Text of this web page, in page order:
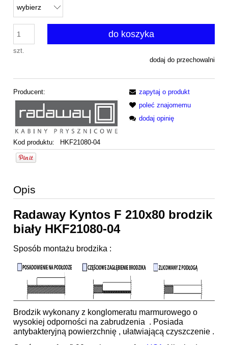
szt.
do koszyka
dodaj do przechowalni
Producent:
Kod produktu: HKF21080-04
zapytaj o produkt
poleć znajomemu
dodaj opinię
Opis
Radaway Kyntos F 210x80 brodzik
biały HKF21080-04
Sposób montażu brodzika :
Brodzik wykonany z konglomeratu marmurowego o
wysokiej odporności na zabrudzenia . Posiada
antybakteryjną powierzchnię , ułatwiającą czyszczenie .